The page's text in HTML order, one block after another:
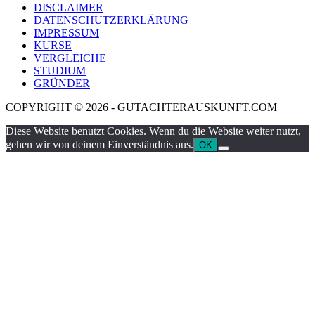
DISCLAIMER
DATENSCHUTZERKLÄRUNG
IMPRESSUM
KURSE
VERGLEICHE
STUDIUM
GRÜNDER
COPYRIGHT © 2026 - GUTACHTERAUSKUNFT.COM
Diese Website benutzt Cookies. Wenn du die Website weiter nutzt,
gehen wir von deinem Einverständnis aus. OK